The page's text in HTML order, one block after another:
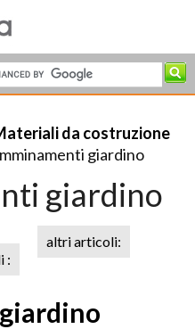
da costruzione
giardino
giardino
:
altri articoli: